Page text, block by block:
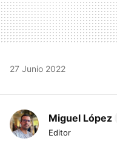
27 Junio 2022
Miguel López
Editor